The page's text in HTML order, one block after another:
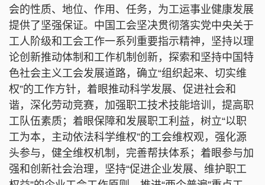
会的性质、地位、作用、任务，为工运事业健康发展
提供了坚强保证。中国工会坚决贯彻落实党中央关于
工人阶级和工会工作一系列重要指示精神，坚持以理
论创新推动体制和工作机制创新，探索和坚持中国特
色社会主义工会发展道路，确立“组织起来、切实维
权”的工作方针，着眼推动科学发展、促进社会和
谐，深化劳动竞赛，加强职工技术技能培训，提高职
工队伍素质；着眼保障和发展职工利益，树立“以职
工为本，主动依法科学维权”的工会维权观，强化源
头参与，健全维权机制，完善帮扶体系；着眼参与加
强和创新社会治理，坚持“促进企业发展、维护职工